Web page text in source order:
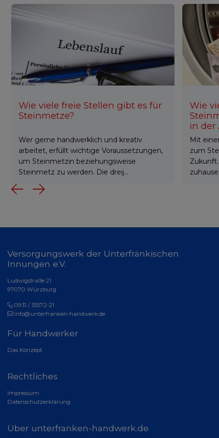
Wie viele freie Stellen gibt es für
Steinmetze?
Wer gerne handwerklich und kreativ
arbeitet, erfüllt wichtige Voraussetzungen,
um Steinmetzin beziehungsweise
Steinmetz zu werden. Die dreij...
Wie
in der
Mit
zum
Previous
Next
Versorgungswerk der Unterfränkischen
Innungen e.V.
Ludwigstraße 21
97070 Würzburg
0931 / 35572-21
info@unterfranken-handwerk.de
Für Handwerker
Das Konzept
Rechtliches
Impressum
Datenschutzerklärung
Über unterfranken-handwerk.de